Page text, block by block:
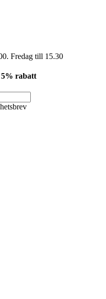
Fredag ​​till 15.30
5% rabatt